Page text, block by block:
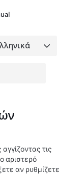
τις
αριστερό
αν ρυθμίζετε